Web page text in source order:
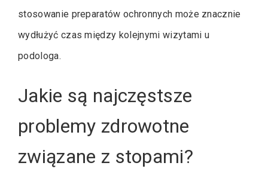
stosowanie preparatów ochronnych może znacznie
wydłużyć czas między kolejnymi wizytami u
podologa.
Jakie są najczęstsze
problemy zdrowotne
związane z stopami?